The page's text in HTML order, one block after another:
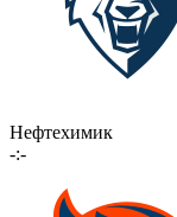
Нефтехимик
-:-